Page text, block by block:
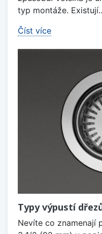
typ montáže.
Číst více
Typy výpustí
Nevíte co znamenají